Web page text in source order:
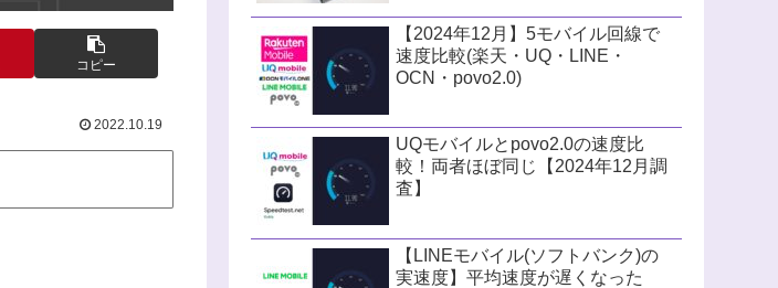
コピー
2022.10.19
【2024年12月】5モバイル回線で
速度比較(楽天・UQ・LINE・
OCN・povo2.0)
UQモバイルとpovo2.0の速度比
較！両者ほぼ同じ【2024年12月調
査】
【LINEモバイル(ソフトバンク)の
実速度】平均速度が遅くなった